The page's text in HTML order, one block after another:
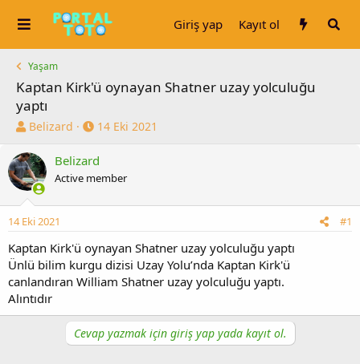
Giriş yap Kayıt ol
Yaşam
Kaptan Kirk'ü oynayan Shatner uzay yolculuğu
yaptı
K
n
u
y
u
b
ş
l
a
t
a
Belizard
B
ş
a
ç
t
a
h
i
14 Eki 2021
Belizard
Active member
14 Eki 2021 #1
Kaptan Kirk'ü oynayan Shatner uzay yolculuğu yaptı
Ünlü bilim kurgu dizisi Uzay Yolu’nda Kaptan Kirk'ü
canlandıran William Shatner uzay yolculuğu yaptı.
Alıntıdır
Cevap yazmak için giriş yap yada kayıt ol.